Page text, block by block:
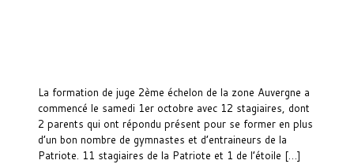
La formation de juge 2ème échelon de la zone Auvergne a
commencé le samedi 1er octobre avec 12 stagiaires, dont
2 parents qui ont répondu présent pour se former en plus
d’un bon nombre de gymnastes et d’entraineurs de la
Patriote. 11 stagiaires de la Patriote et 1 de l’étoile […]